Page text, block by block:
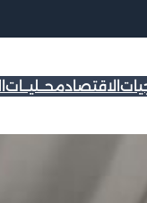
الاقتصادمحــليــات